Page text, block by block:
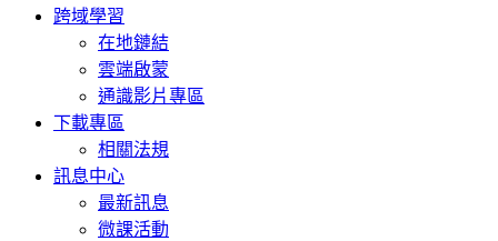
跨域學習
在地鏈結
雲端啟蒙
通識影片專區
下載專區
相關法規
訊息中心
最新訊息
微課活動